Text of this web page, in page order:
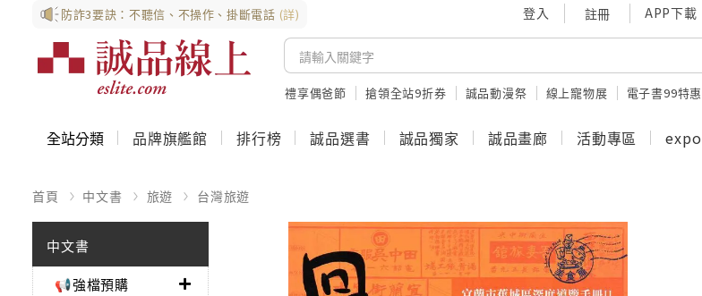
防詐3要訣：不聽信、不操作、掛斷電話 (詳) 登入 註冊 APP下載
禮享偶爸節 搶領全站9折券 誠品動漫祭 線上寵物展 電子書99特惠
全站分類 品牌旗艦館 排行榜 誠品選書 誠品獨家 誠品畫廊 活動專區 expo
首頁 中文書 旅遊 台灣旅遊
中文書
📢強檔預購